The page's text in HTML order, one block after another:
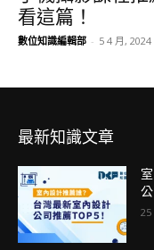
看這篇！
數位知識編輯部 - 5 4 月, 2024
最新知識文章
25